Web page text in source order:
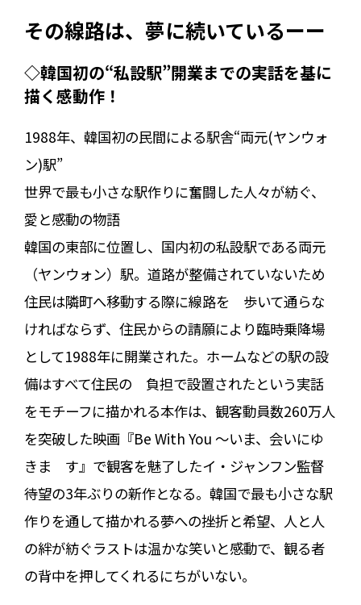
その線路は、夢に続いているーー
◇韓国初の“私設駅”開業までの実話を基に
描く感動作！
1988年、韓国初の民間による駅舎“両元(ヤンウォ
ン)駅”
世界で最も小さな駅作りに奮闘した人々が紡ぐ、
愛と感動の物語
韓国の東部に位置し、国内初の私設駅である両元
（ヤンウォン）駅。道路が整備されていないため
住民は隣町へ移動する際に線路を 歩いて通らな
ければならず、住民からの請願により臨時乗降場
として1988年に開業された。ホームなどの駅の設
備はすべて住民の 負担で設置されたという実話
をモチーフに描かれる本作は、観客動員数260万人
を突破した映画『Be With You ～いま、会いにゆ
きま す』で観客を魅了したイ・ジャンフン監督
待望の3年ぶりの新作となる。韓国で最も小さな駅
作りを通して描かれる夢への挫折と希望、人と人
の絆が紡ぐラストは温かな笑いと感動で、観る者
の背中を押してくれるにちがいない。